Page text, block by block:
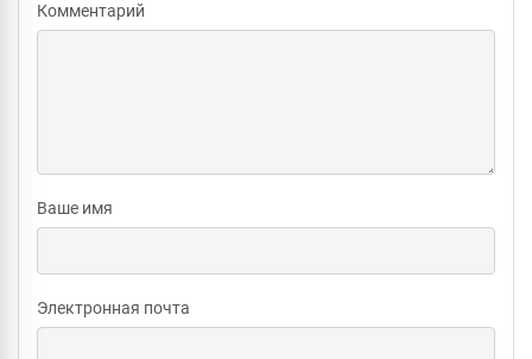
Комментарий
Ваше имя
Электронная почта